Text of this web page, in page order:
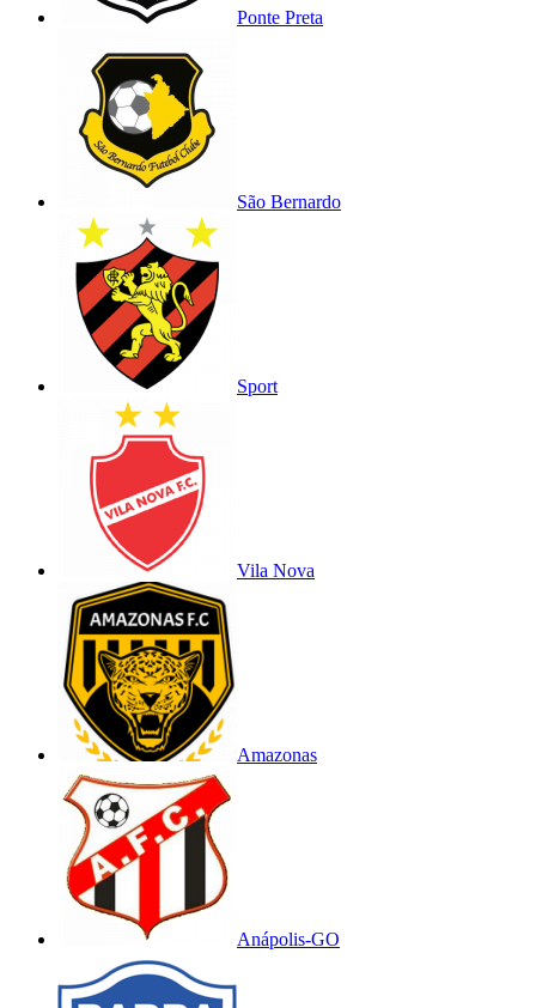
Ponte Preta
São Bernardo
Sport
Vila Nova
Amazonas
Anápolis-GO